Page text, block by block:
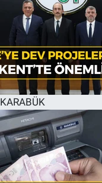
KARABÜK
Karabük Trafik
Süper Lig
Tüm Manşetler
Son Dakika
Haber Arşivi